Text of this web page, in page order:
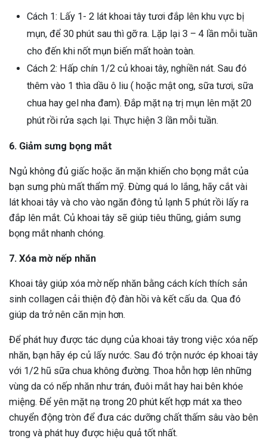
Cách 1: Lấy 1- 2 lát khoai tây tươi đắp lên khu vực bị
mụn, để 30 phút sau thì gỡ ra. Lặp lại 3 – 4 lần mỗi tuần
cho đến khi nốt mụn biến mất hoàn toàn.
Cách 2: Hấp chín 1/2 củ khoai tây, nghiền nát. Sau đó
thêm vào 1 thìa dầu ô liu ( hoặc mật ong, sữa tươi, sữa
chua hay gel nha đam). Đắp mặt nạ trị mụn lên mặt 20
phút rồi rửa sạch lại. Thực hiện 3 lần mỗi tuần.
6. Giảm sưng bọng mắt
Ngủ không đủ giấc hoặc ăn mặn khiến cho bọng mắt của
bạn sưng phù mất thẩm mỹ. Đừng quá lo lắng, hãy cắt vài
lát khoai tây và cho vào ngăn đông tủ lạnh 5 phút rồi lấy ra
đắp lên mắt. Củ khoai tây sẽ giúp tiêu thũng, giảm sưng
bọng mắt nhanh chóng.
7. Xóa mờ nếp nhăn
Khoai tây giúp xóa mờ nếp nhăn bằng cách kích thích sản
sinh collagen cải thiện độ đàn hồi và kết cấu da. Qua đó
giúp da trở nên căn mịn hơn.
Để phát huy được tác dụng của khoai tây trong việc xóa nếp
nhăn, bạn hãy ép củ lấy nước. Sau đó trộn nước ép khoai tây
với 1/2 hũ sữa chua không đường. Thoa hỗn hợp lên những
vùng da có nếp nhăn như trán, đuôi mắt hay hai bên khóe
miệng. Để yên mặt nạ trong 20 phút kết hợp mát xa theo
chuyển động tròn để đưa các dưỡng chất thấm sâu vào bên
trong và phát huy được hiệu quả tốt nhất.